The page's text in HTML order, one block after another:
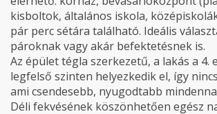
kisboltok, általános iskola,
pár perc sétára található. Ideális
pároknak vagy akár befektetésnek is.
Az épület tégla szerkezetű, a lakás a 4.
legfelső szinten helyezkedik el, így
ami csendesebb, nyugodtabb
Déli fekvésének köszönhetően egész